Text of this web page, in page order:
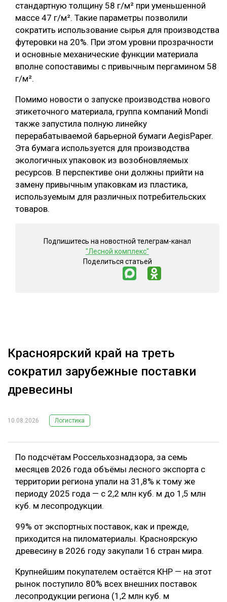
МЕБЕЛЬНОЕ ПРОИЗВОДСТВО
стандартную толщину 58 г/м² при уменьшенной
массе 47 г/м². Такие параметры позволили
сократить использование сырья для производства
футеровки на 20%. При этом уровни прозрачности
и основные механические функции материала
вполне сопоставимы с привычным пергамином 58
г/м².
Помимо новости о запуске производства нового
этикеточного материала, группа компаний Mondi
также запустила полную линейку
перерабатываемой барьерной бумаги AegisPaper.
Эта бумага используется для производства
экологичных упаковок из возобновляемых
ресурсов. В перспективе они должны прийти на
замену привычным упаковкам из пластика,
используемым для различных потребительских
товаров.
Подпишитесь на новостной телеграм-канал
"Лесной комплекс"
Поделиться статьей
Красноярский край на треть
сократил зарубежные поставки
древесины
10.08.2026 Логистика
По подсчётам Россельхознадзора, за семь
месяцев 2026 года объёмы лесного экспорта с
территории региона упали на 31,8% к тому же
периоду 2025 года — с 2,2 млн куб. м до 1,5 млн
куб. м лесопродукции.
99% от экспортных поставок, как и прежде,
приходится на пиломатериалы. Красноярскую
древесину в 2026 году закупали 16 стран мира.
Крупнейшим покупателем остаётся КНР — на этот
рынок поступило 80% всех внешних поставок
лесопродукции региона (1,2 млн куб. м